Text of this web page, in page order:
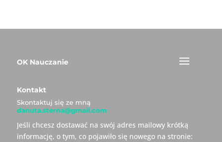
OK Nauczanie
Kontakt
Skontaktuj się ze mną
danuta.sterna@gmail.com
Jeśli chcesz dostawać na swój adres mailowy krótką
informację, o tym, co pojawiło się nowego na stronie: